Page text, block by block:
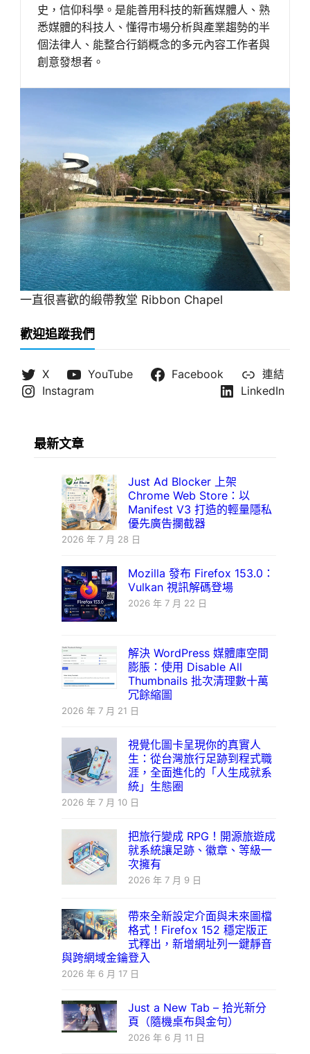
史，信仰科學。是能善用科技的新舊媒體人、熟
悉媒體的科技人、懂得市場分析與產業趨勢的半
個法律人、能整合行銷概念的多元內容工作者與
創意發想者。
一直很喜歡的緞帶教堂 Ribbon Chapel
歡迎追蹤我們
X YouTube Facebook
連結
Instagram
LinkedIn
最新文章
Just Ad Blocker 上架
Chrome Web Store：以
Manifest V3 打造的輕量隱私
優先廣告攔截器
2026 年 7 月 28 日
Mozilla 發布 Firefox 153.0：
Vulkan 視訊解碼登場
2026 年 7 月 22 日
解決 WordPress 媒體庫空間
膨脹：使用 Disable All
Thumbnails 批次清理數十萬
冗餘縮圖
2026 年 7 月 21 日
視覺化圖卡呈現你的真實人
生：從台灣旅行足跡到程式職
涯，全面進化的「人生成就系
統」生態圈
2026 年 7 月 10 日
把旅行變成 RPG！開源旅遊成
就系統讓足跡、徽章、等級一
次擁有
2026 年 7 月 9 日
帶來全新設定介面與未來圖檔
格式！Firefox 152 穩定版正
式釋出，新增網址列一鍵靜音
與跨網域金鑰登入
2026 年 6 月 17 日
Just a New Tab – 拾光新分
頁（隨機桌布與金句）
2026 年 6 月 11 日